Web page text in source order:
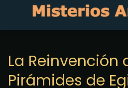
La Reinvención
Pirámides de